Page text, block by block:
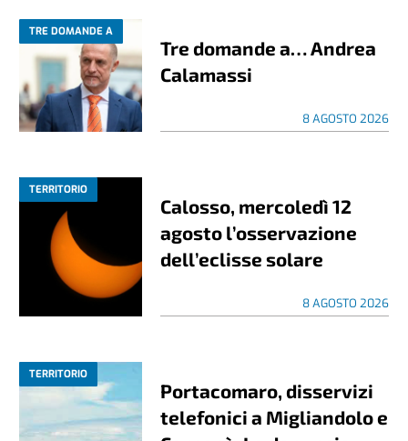
TRE DOMANDE A
Tre domande a… Andrea
Calamassi
8 AGOSTO 2026
TERRITORIO
Calosso, mercoledì 12
agosto l’osservazione
dell’eclisse solare
8 AGOSTO 2026
TERRITORIO
Portacomaro, disservizi
telefonici a Migliandolo e